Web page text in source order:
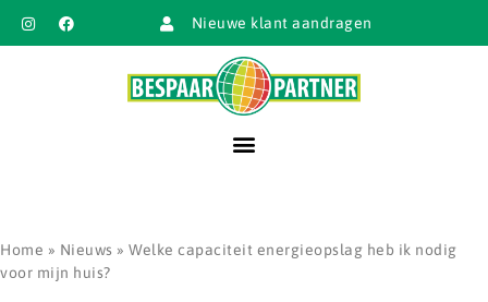
Nieuwe klant aandragen
Home » Nieuws » Welke capaciteit energieopslag heb ik nodig
voor mijn huis?